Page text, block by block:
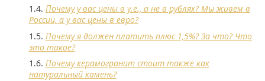
Почему у вас цены в y.e., а не в рублях? Мы живем в
России, а у вас цены в евро?
Почему я должен платить плюс 1,5%? За что? Что
это такое?
Почему керамогранит стоит также как
натуральный камень?